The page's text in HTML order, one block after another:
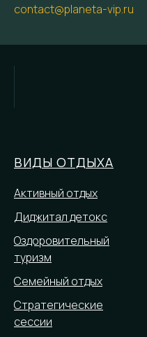
contact@planeta-vip.ru
ВИДЫ ОТДЫХА
Активный отдых
Диджитал детокс
Оздоровительный
туризм
Семейный отдых
Стратегические
сессии